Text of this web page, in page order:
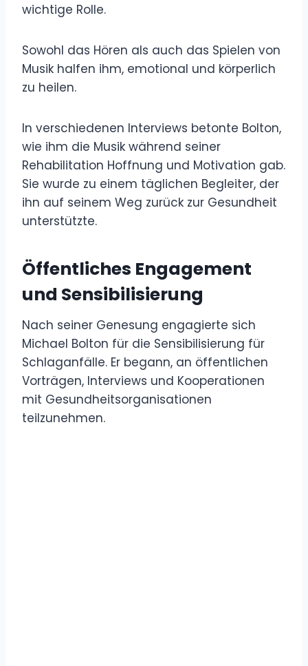
wichtige Rolle.
Sowohl das Hören als auch das Spielen von
Musik halfen ihm, emotional und körperlich
zu heilen.
In verschiedenen Interviews betonte Bolton,
wie ihm die Musik während seiner
Rehabilitation Hoffnung und Motivation gab.
Sie wurde zu einem täglichen Begleiter, der
ihn auf seinem Weg zurück zur Gesundheit
unterstützte.
Öffentliches Engagement
und Sensibilisierung
Nach seiner Genesung engagierte sich
Michael Bolton für die Sensibilisierung für
Schlaganfälle. Er begann, an öffentlichen
Vorträgen, Interviews und Kooperationen
mit Gesundheitsorganisationen
teilzunehmen.